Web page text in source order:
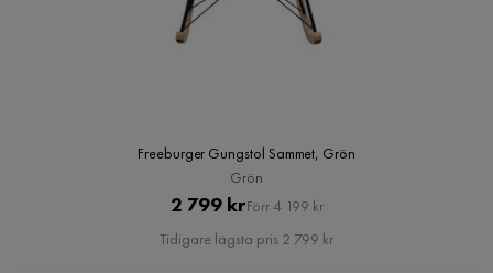
Freeburger Gungstol Sammet, Grön
Grön
Pris
2 799 krOriginal
Pris
Förr 4 199 kr
Tidigare lägsta pris 2 799 kr